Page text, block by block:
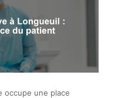
occupe une place